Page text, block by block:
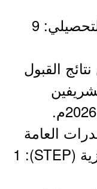
5- آخر موعد لأداء الاختبار التحصيلي: 9
القبول
العامة
واختبار كفايات اللغة الإنجليزية (STEP): 1